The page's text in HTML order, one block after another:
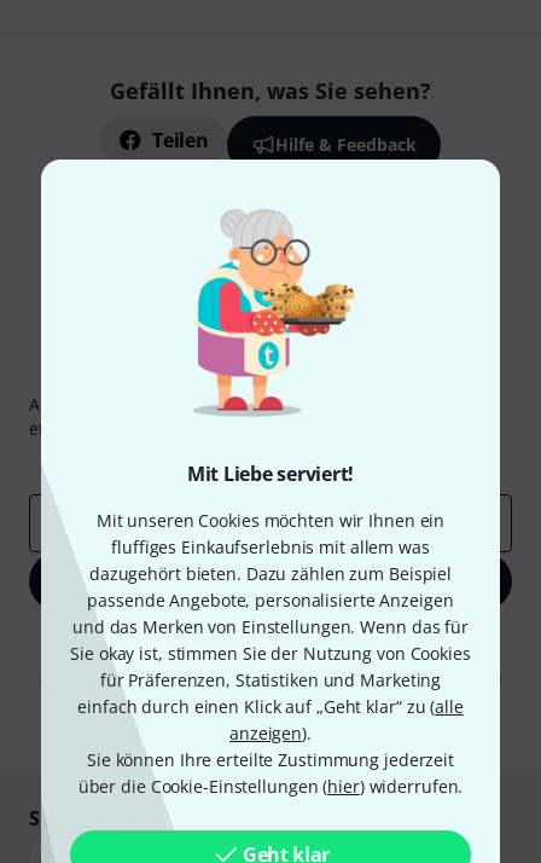
Mit Liebe serviert!
Mit unseren Cookies möchten wir Ihnen ein
fluffiges Einkaufserlebnis mit allem was
dazugehört bieten. Dazu zählen zum Beispiel
passende Angebote, personalisierte Anzeigen
und das Merken von Einstellungen. Wenn das für
Sie okay ist, stimmen Sie der Nutzung von Cookies
für Präferenzen, Statistiken und Marketing
einfach durch einen Klick auf „Geht klar“ zu (alle
anzeigen).
Sie können Ihre erteilte Zustimmung jederzeit
über die Cookie-Einstellungen (hier) widerrufen.
Geht klar
Gefällt Ihnen, was Sie sehen?
Teilen Hilfe & Feedback
Thomann Newsletter
Abonniere den Thomann Newsletter und gewinne mit
etwas Glück einen von
Inspirierende Beiträge
Deals
E-Mail-Adresse*
Jetzt anmelden
Mit Klick auf „Jetzt anmelden“ stimmen Sie dem Erhalt von E-Mail-
Werbung und einer Messung des E-Mail-Nutzungsverhaltens zu. Die
Abmeldung ist jederzeit möglich. Weitere Informationen finden Sie in
unseren
Datenschutzhinweisen .
* Pflichtfeld
Sicher einkaufen & bezahlen